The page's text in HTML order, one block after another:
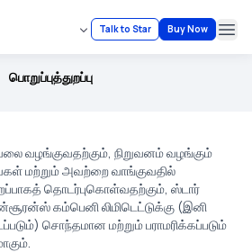
Talk to Star Buy Now
பொறுப்புத்துறப்பு
நிறுவனம் வழங்கும்
மற்றும் அவற்றை வாங்குவதில்
தொடர்புகொள்வதற்கும், ஸ்டார்
கம்பெனி லிமிடெட்டுக்கு (இனி
சொந்தமான மற்றும் பராமரிக்கப்படும்